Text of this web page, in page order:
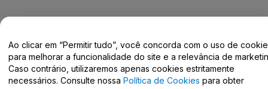
Centro de Ajuda / Fale Conosco
Ao clicar em “Permitir tudo”, você concorda com o uso de
para melhorar a funcionalidade do site e a relevância de
Caso contrário, utilizaremos apenas cookies estritamente
necessários. Consulte nossa Política de Cookies para obter